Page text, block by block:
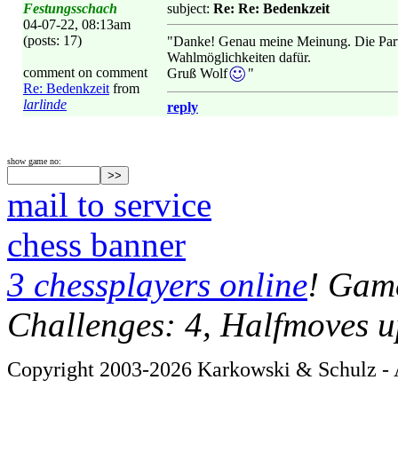
Festungsschach
04-07-22, 08:13am
(posts: 17)
comment on comment
Re: Bedenkzeit from
larlinde
subject: Re: Re: Bedenkzeit
"Danke! Genau meine Meinung. Die
Wahlmöglichkeiten dafür.
Gruß Wolf
"
reply
show game no:
mail to service
chess banner
3 chessplayers online!
Challenges: 4, Halfmoves
Copyright 2003-2026 Karkowski & Schulz